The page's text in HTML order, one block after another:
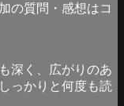
の質問・感想はコ
深く、広がりのあ
っかりと何度も読